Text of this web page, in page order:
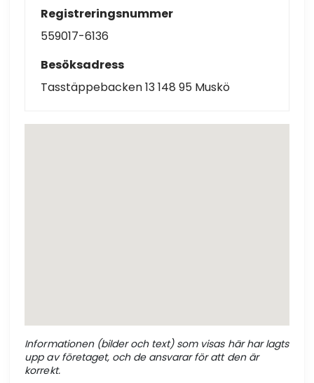
Registreringsnummer
559017-6136
Besöksadress
Tasstäppebacken 13 148 95 Muskö
Informationen (bilder och text) som visas här har lagts
upp av företaget, och de ansvarar för att den är
korrekt.